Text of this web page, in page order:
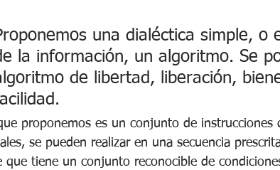
una dialéctica simple, o
la información, un algoritmo. Se
de libertad, liberación,
proponemos es un conjunto de
se pueden realizar en una secuencia
que tiene un conjunto reconocible de